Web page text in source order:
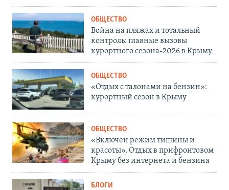
ОБЩЕСТВО
Война на пляжах и тотальный
контроль: главные вызовы
курортного сезона-2026 в Крыму
ОБЩЕСТВО
«Отдых с талонами на бензин»:
курортный сезон в Крыму
ОБЩЕСТВО
«Включен режим тишины и
красоты». Отдых в прифронтовом
Крыму без интернета и бензина
БЛОГИ